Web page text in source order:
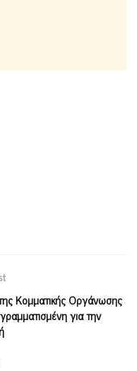
Κομματικής Οργάνωσης
για την